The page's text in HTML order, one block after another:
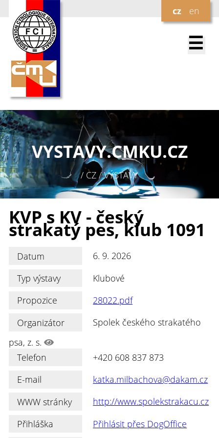
cz en
☰
VYSTAVY.CMKU.CZ
/ CZ / VÝSTAVY
KVP s KV - český
strakatý pes, klub 1091
Datum
6. 9. 2026
Typ výstavy
Klubové
Propozice
28022.pdf
Organizátor
Spolek českého strakatého
psa, z. s.
Telefon
+420 608 837 873
E-mail
katka.milbachova@dakam.cz
WWW stránky
http://www.spolekstrakacu.cz
Přihláška
Přihlásit přes DogOffice